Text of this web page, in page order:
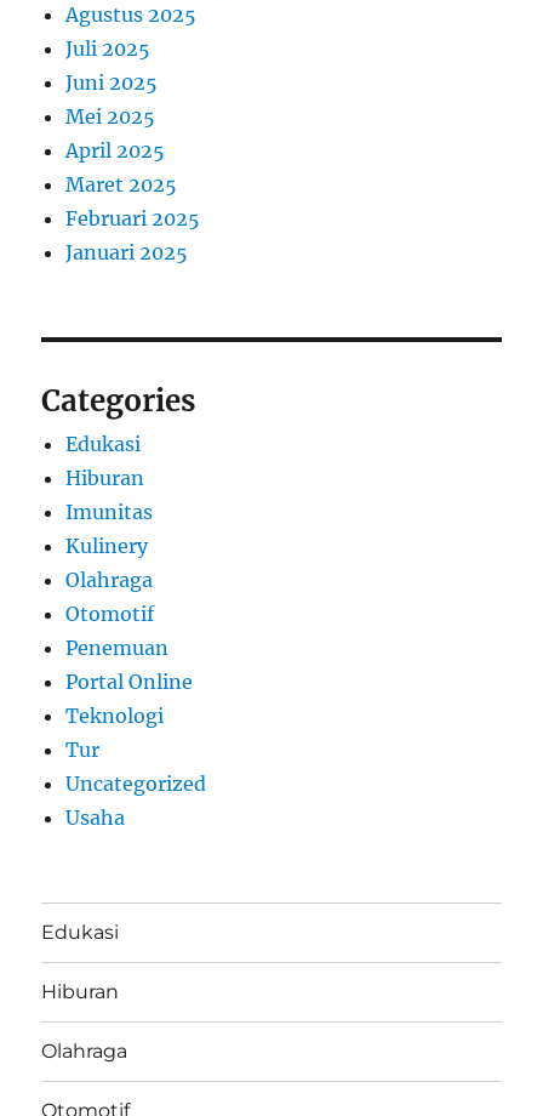
Agustus 2025
Juli 2025
Juni 2025
Mei 2025
April 2025
Maret 2025
Februari 2025
Januari 2025
Categories
Edukasi
Hiburan
Imunitas
Kulinery
Olahraga
Otomotif
Penemuan
Portal Online
Teknologi
Tur
Uncategorized
Usaha
Edukasi
Hiburan
Olahraga
Otomotif